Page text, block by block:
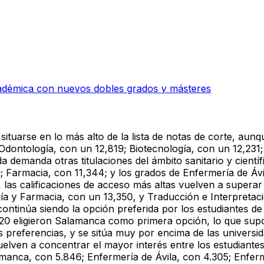
con nuevos dobles grados y másteres
en lo más alto de la lista de notas de corte,
con un 12,819; Biotecnología, con un
demanda otras titulaciones del ámbito sanitario y
Farmacia, con 11,344; y los grados de Enfermería de
calificaciones de acceso más altas vuelven a
y Farmacia, con un 13,350, y Traducción e
siendo la opción preferida por los estudiantes
eligieron Salamanca como primera opción, lo que
preferencias, y se sitúa muy por encima de las
a concentrar el mayor interés entre los
con 5.846; Enfermería de Ávila, con 4.305;